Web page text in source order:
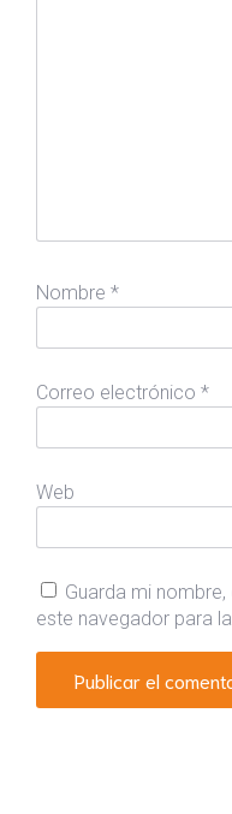
Nombre *
Correo electrónico *
Web
Guarda mi
este navegador para